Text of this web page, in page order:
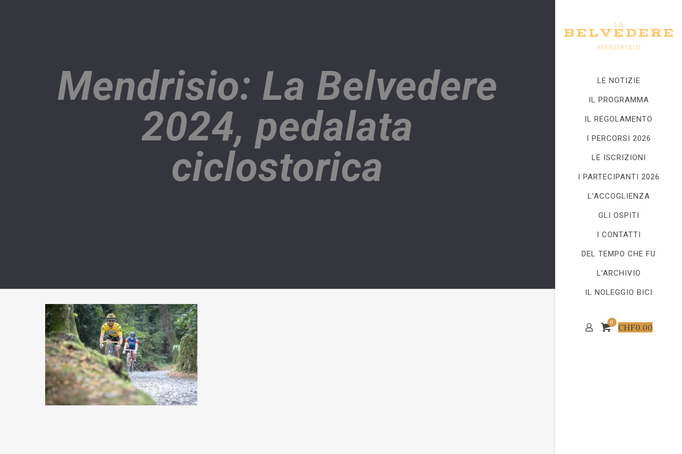
LE NOTIZIE
IL PROGRAMMA
IL REGOLAMENTO
I PERCORSI 2026
LE ISCRIZIONI
I PARTECIPANTI 2026
L’ACCOGLIENZA
GLI OSPITI
I CONTATTI
DEL TEMPO CHE FU
L’ARCHIVIO
IL NOLEGGIO BICI
0 CHF0.00
Mendrisio: La Belvedere
2024, pedalata
ciclostorica